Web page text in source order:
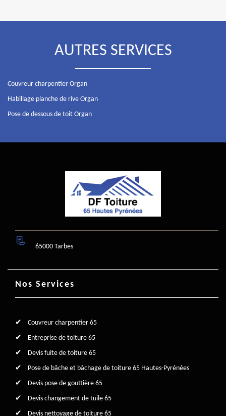
AUTRES SERVICES
Couvreur charpentier Organ
Habillage planche de rive Organ
Pose de dessous de toit Organ
65000 Tarbes
Nos Services
Couvreur charpentier 65
Entreprise de toiture 65
Devis fuite de toiture 65
Pose de bâche et bâchage de toiture 65 Hautes-Pyrénées
Devis pose de gouttière 65
Devis changement de tuile 65
Devis nettoyage de toiture 65